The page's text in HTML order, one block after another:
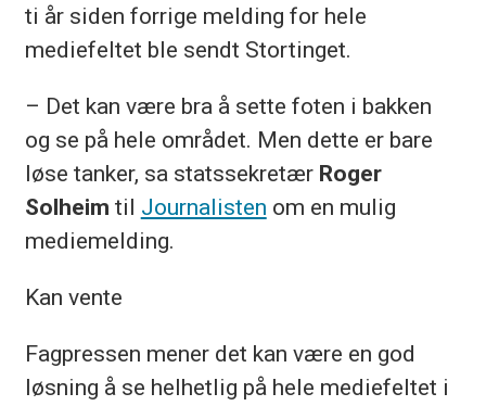
ti år siden forrige melding for hele
mediefeltet ble sendt Stortinget.
– Det kan være bra å sette foten i bakken
og se på hele området. Men dette er bare
løse tanker, sa statssekretær Roger
Solheim til Journalisten om en mulig
mediemelding.
Kan vente
Fagpressen mener det kan være en god
løsning å se helhetlig på hele mediefeltet i